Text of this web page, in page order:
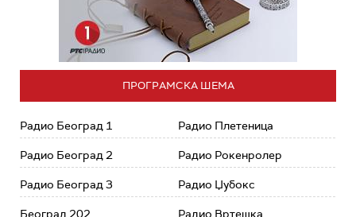
ПРОГРАМСКА ШЕМА
Радио Београд 1
Радио Београд 2
Радио Београд 3
Београд 202
Радио Плетеница
Радио Рокенролер
Радио Џубокс
Радио Вртешка